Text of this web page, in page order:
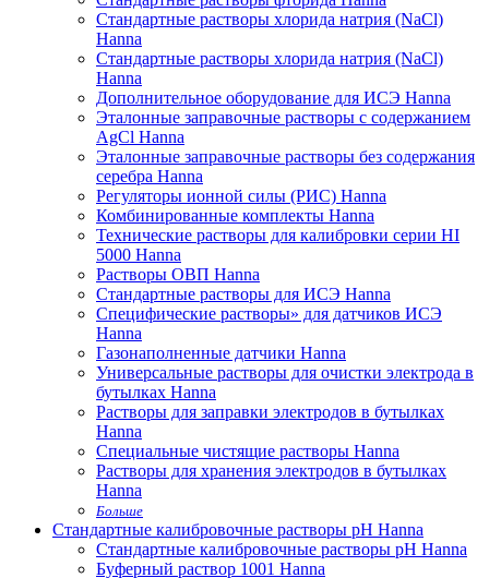
Стандартные растворы хлорида натрия (NaCl)
Hanna
Стандартные растворы хлорида натрия (NaCl)
Hanna
Дополнительное оборудование для ИСЭ Hanna
Эталонные заправочные растворы с содержанием
AgCl Hanna
Эталонные заправочные растворы без содержания
серебра Hanna
Регуляторы ионной силы (РИС) Hanna
Комбинированные комплекты Hanna
Технические растворы для калибровки серии HI
5000 Hanna
Растворы ОВП Hanna
Стандартные растворы для ИСЭ Hanna
Специфические растворы» для датчиков ИСЭ
Hanna
Газонаполненные датчики Hanna
Универсальные растворы для очистки электрода в
бутылках Hanna
Растворы для заправки электродов в бутылках
Hanna
Специальные чистящие растворы Hanna
Растворы для хранения электродов в бутылках
Hanna
Больше
Стандартные калибровочные растворы pH Hanna
Стандартные калибровочные растворы pH Hanna
Буферный раствор 1001 Hanna